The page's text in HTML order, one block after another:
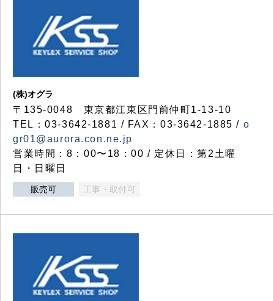
(株)オグラ
〒135-0048 東京都江東区門前仲町1-13-10
TEL：03-3642-1881 / FAX：03-3642-1885 / o
gr01@aurora.con.ne.jp
営業時間：8：00〜18：00 / 定休日：第2土曜
日・日曜日
販売可 工事・取付可